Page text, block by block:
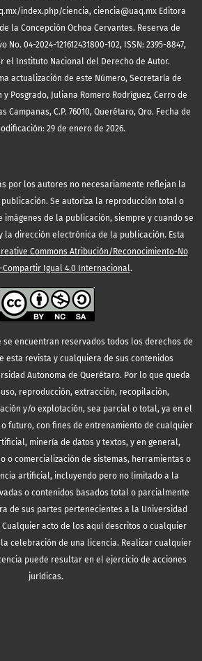
index.php/ciencia, ciencia@uaq.mx Editora
la Concepción Ochoa Cervantes. Reserva de
No. 04-2024-121612431800-102, ISSN: 2395-8847,
el Instituto Nacional del Derecho de Autor.
actualización de este Número, Secretaría de
y Posgrado, Juliana Romero Rodríguez, Cerro de
Campanas, C.P. 76010, Querétaro, Qro. Fecha de
29 de enero de 2026.
por los autores no necesariamente reflejan la
Se autoriza la reproducción total o
imágenes de la publicación, siempre y cuando se
la dirección electrónica de la publicación. Esta
Commons Atribución/Reconocimiento-No
Compartir Igual 4.0 Internacional.
encuentran reservados todos los derechos de
esta revista y cualquiera de sus contenidos
Autonoma de Querétaro. Por lo que queda
reproducción, extracción, recopilación,
y/o explotación, sea parcial o total, ya en el
futuro, con fines de entrenamiento de cualquier
minería de datos y textos, y en general,
o comercialización de sistemas, herramientas o
artificial, incluyendo pero no limitado a la
o contenidos basados total o parcialmente
de sus partes pertenecientes a la Universidad
acto de los aquí descritos o cualquier
celebración de una licencia. Realizar cualquier
puede resultar en el ejercicio de acciones
jurídicas.